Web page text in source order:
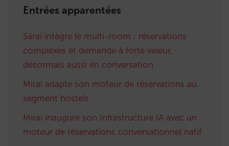
Entrées apparentées
Sarai intègre le multi-room : réservations
complexes et demande à forte valeur,
désormais aussi en conversation
Mirai adapte son moteur de réservations au
segment hostels
Mirai inaugure son Infrastructure IA avec un
moteur de réservations conversationnel natif